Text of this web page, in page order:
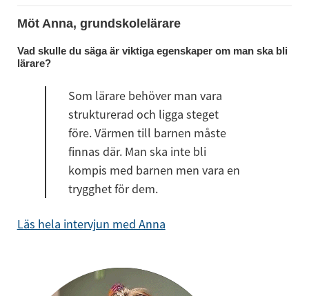
Möt Anna, grundskolelärare
Vad skulle du säga är viktiga egenskaper om man ska bli
lärare?
Som lärare behöver man vara
strukturerad och ligga steget
före. Värmen till barnen måste
finnas där. Man ska inte bli
kompis med barnen men vara en
trygghet för dem.
Läs hela intervjun med Anna